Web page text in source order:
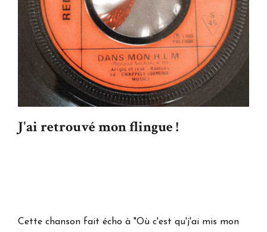
J'ai retrouvé mon flingue !
Cette chanson fait écho à "Où c'est qu'j'ai mis mon